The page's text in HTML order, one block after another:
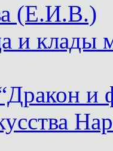
(Е.И.В.)
и клады
и